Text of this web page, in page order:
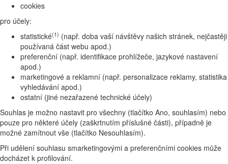
cookies
pro účely:
statistické(1) (např. doba vaší návštěvy našich stránek, nejčastěji
používaná část webu apod.)
preferenční (např. identifikace prohlížeče, jazykové nastavení
apod.)
marketingové a reklamní (např. personalizace reklamy, statistika
vyhledávání apod.)
ostatní (jiné nezařazené technické účely)
Souhlas je možno nastavit pro všechny (tlačítko Ano, souhlasím) nebo
pouze pro některé účely (zaškrtnutím příslušné části), případně je
možné zamítnout vše (tlačítko Nesouhlasím).
Při udělení souhlasu smarketingovými a preferenčními cookies může
docházet k profilování.